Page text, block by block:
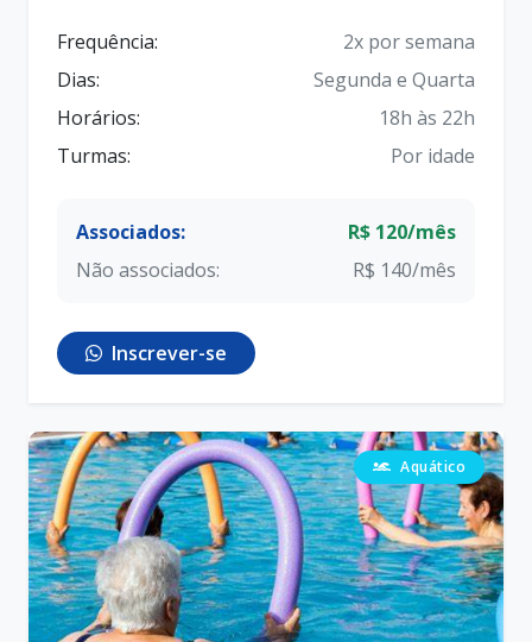
Frequência:
2x por semana
Dias:
Segunda e Quarta
Horários:
18h às 22h
Turmas:
Por idade
Associados:
R$ 120/mês
Não associados:
R$ 140/mês
Inscrever-se
Aquático